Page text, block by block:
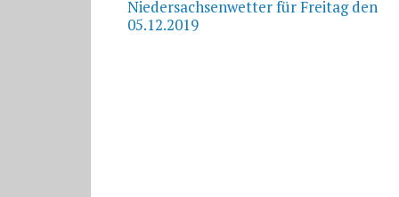
Niedersachsenwetter für Freitag den
05.12.2019